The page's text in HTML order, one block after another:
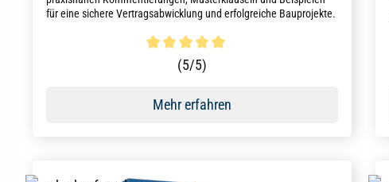
für eine sichere Vertragsabwicklung und erfolgreiche Bauprojekte.
Durchschnittliche Bewertung von 5 von 5 Sternen
(5/5)
Mehr erfahren